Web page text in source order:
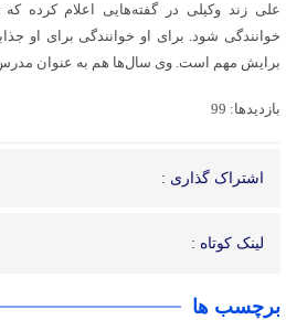
علی زند وکیلی در گفته‌هایی اعلام کرده
خوانندگی شود. برای او خوانندگی برای او
برایش مهم است. وی سال‌‌ها هم به عنوان
بازدیدها: 99
اشتراک گذاری :
لینک کوتاه :
برچسب ها